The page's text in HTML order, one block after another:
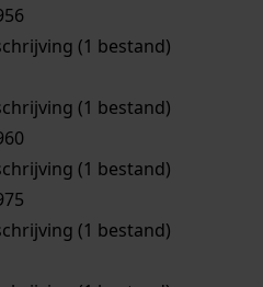
(1 bestand)
(1 bestand)
(1 bestand)
(1 bestand)